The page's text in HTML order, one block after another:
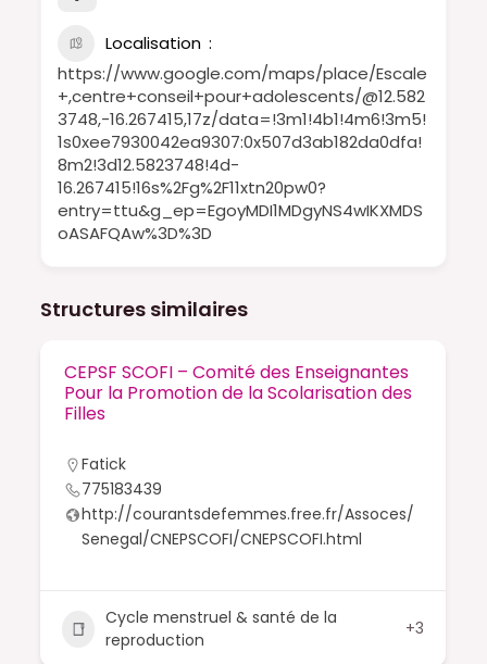
Localisation
https://www.google.com/maps/place/Escale
+,centre+conseil+pour+adolescents/@12.582
3748,-16.267415,17z/data=!3m1!4b1!4m6!3m5!
1s0xee7930042ea9307:0x507d3ab182da0dfa!
8m2!3d12.5823748!4d-
16.267415!16s%2Fg%2F11xtn20pw0?
entry=ttu&g_ep=EgoyMDI1MDgyNS4wIKXMDS
oASAFQAw%3D%3D
Structures similaires
CEPSF SCOFI – Comité des Enseignantes
Pour la Promotion de la Scolarisation des
Filles
Fatick
775183439
http://courantsdefemmes.free.fr/Assoces/
Senegal/CNEPSCOFI/CNEPSCOFI.html
Cycle menstruel & santé de la
reproduction
+3